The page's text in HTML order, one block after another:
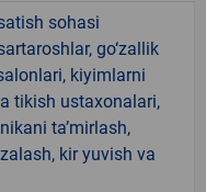
sohasi
go‘zallik
kiyimlarni
tikish ustaxonalari,
ta’mirlash,
kir yuvish va